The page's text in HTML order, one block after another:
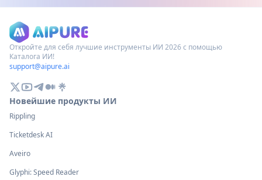
Откройте для себя лучшие инструменты ИИ 2026 с помощью
Каталога ИИ!
support@aipure.ai
Новейшие продукты ИИ
Rippling
Ticketdesk AI
Aveiro
Glyphi: Speed Reader